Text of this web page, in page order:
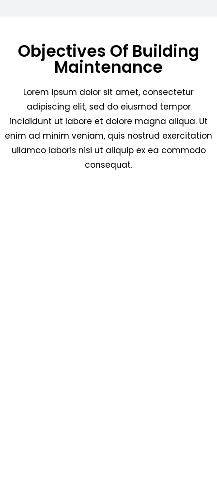
Objectives Of Building
Maintenance
Lorem ipsum dolor sit amet, consectetur
adipiscing elit, sed do eiusmod tempor
incididunt ut labore et dolore magna aliqua. Ut
enim ad minim veniam, quis nostrud exercitation
ullamco laboris nisi ut aliquip ex ea commodo
consequat.